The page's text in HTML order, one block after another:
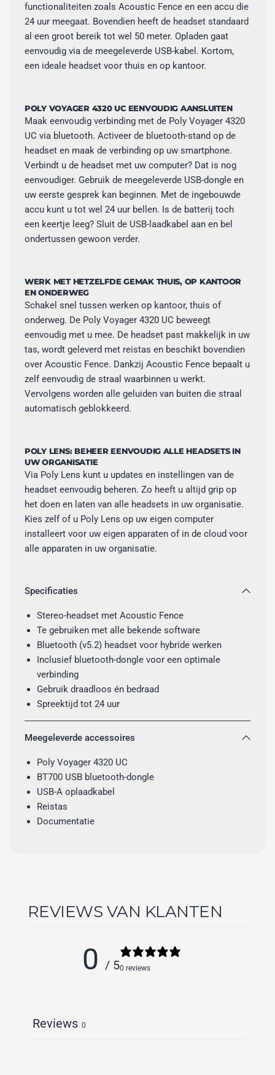
functionaliteiten zoals Acoustic Fence en een accu die
24 uur meegaat. Bovendien heeft de headset standaard
al een groot bereik tot wel 50 meter. Opladen gaat
eenvoudig via de meegeleverde USB-kabel. Kortom,
een ideale headset voor thuis en op kantoor.
POLY VOYAGER 4320 UC EENVOUDIG AANSLUITEN
Maak eenvoudig verbinding met de Poly Voyager 4320
UC via bluetooth. Activeer de bluetooth-stand op de
headset en maak de verbinding op uw smartphone.
Verbindt u de headset met uw computer? Dat is nog
eenvoudiger. Gebruik de meegeleverde USB-dongle en
uw eerste gesprek kan beginnen. Met de ingebouwde
accu kunt u tot wel 24 uur bellen. Is de batterij toch
een keertje leeg? Sluit de USB-laadkabel aan en bel
ondertussen gewoon verder.
WERK MET HETZELFDE GEMAK THUIS, OP KANTOOR
EN ONDERWEG
Schakel snel tussen werken op kantoor, thuis of
onderweg. De Poly Voyager 4320 UC beweegt
eenvoudig met u mee. De headset past makkelijk in uw
tas, wordt geleverd met reistas en beschikt bovendien
over Acoustic Fence. Dankzij Acoustic Fence bepaalt u
zelf eenvoudig de straal waarbinnen u werkt.
Vervolgens worden alle geluiden van buiten die straal
automatisch geblokkeerd.
POLY LENS: BEHEER EENVOUDIG ALLE HEADSETS IN
UW ORGANISATIE
Via Poly Lens kunt u updates en instellingen van de
headset eenvoudig beheren. Zo heeft u altijd grip op
het doen en laten van alle headsets in uw organisatie.
Kies zelf of u Poly Lens op uw eigen computer
installeert voor uw eigen apparaten of in de cloud voor
alle apparaten in uw organisatie.
Specificaties
Stereo-headset met Acoustic Fence
Te gebruiken met alle bekende software
Bluetooth (v5.2) headset voor hybride werken
Inclusief bluetooth-dongle voor een optimale
verbinding
Gebruik draadloos én bedraad
Spreektijd tot 24 uur
Meegeleverde accessoires
Poly Voyager 4320 UC
BT700 USB bluetooth-dongle
USB-A oplaadkabel
Reistas
Documentatie
REVIEWS VAN KLANTEN
0 / 50 reviews
Reviews 0